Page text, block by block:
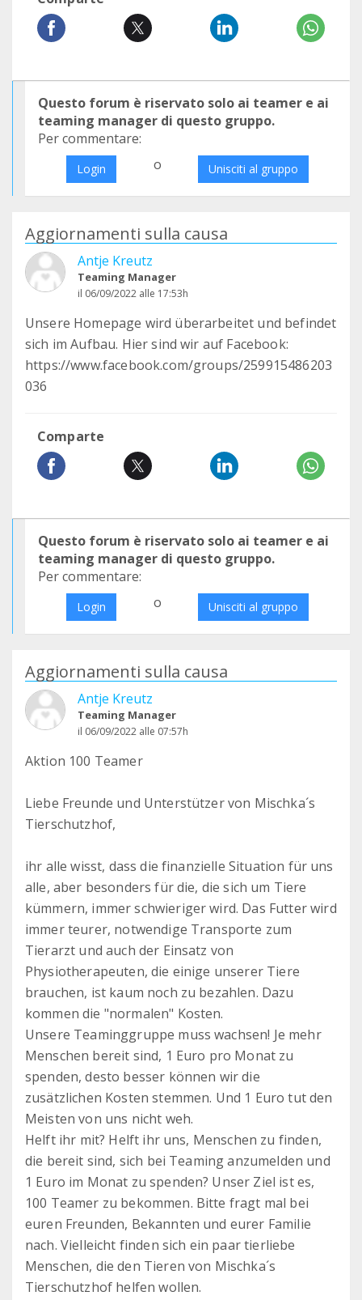
Questo forum è riservato solo ai teamer e ai
teaming manager di questo gruppo.
Per commentare:
Login o Unisciti al gruppo
Aggiornamenti sulla causa
Antje Kreutz
Teaming Manager
il 06/09/2022 alle 17:53h
Unsere Homepage wird überarbeitet und befindet
sich im Aufbau. Hier sind wir auf Facebook:
https://www.facebook.com/groups/259915486203
036
Comparte
Questo forum è riservato solo ai teamer e ai
teaming manager di questo gruppo.
Per commentare:
Login o Unisciti al gruppo
Aggiornamenti sulla causa
Antje Kreutz
Teaming Manager
il 06/09/2022 alle 07:57h
Aktion 100 Teamer
Liebe Freunde und Unterstützer von Mischka´s
Tierschutzhof,
ihr alle wisst, dass die finanzielle Situation für uns
alle, aber besonders für die, die sich um Tiere
kümmern, immer schwieriger wird. Das Futter wird
immer teurer, notwendige Transporte zum
Tierarzt und auch der Einsatz von
Physiotherapeuten, die einige unserer Tiere
brauchen, ist kaum noch zu bezahlen. Dazu
kommen die "normalen" Kosten.
Unsere Teaminggruppe muss wachsen! Je mehr
Menschen bereit sind, 1 Euro pro Monat zu
spenden, desto besser können wir die
zusätzlichen Kosten stemmen. Und 1 Euro tut den
Meisten von uns nicht weh.
Helft ihr mit? Helft ihr uns, Menschen zu finden,
die bereit sind, sich bei Teaming anzumelden und
1 Euro im Monat zu spenden? Unser Ziel ist es,
100 Teamer zu bekommen. Bitte fragt mal bei
euren Freunden, Bekannten und eurer Familie
nach. Vielleicht finden sich ein paar tierliebe
Menschen, die den Tieren von Mischka´s
Tierschutzhof helfen wollen.